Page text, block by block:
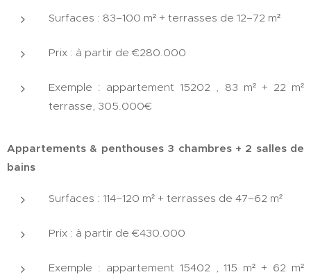
Surfaces : 83–100 m² + terrasses de 12–72 m²
Prix : à partir de €280.000
Exemple : appartement 15202 , 83 m² + 22 m²
terrasse, 305.000€
Appartements & penthouses 3 chambres + 2 salles de
bains
Surfaces : 114–120 m² + terrasses de 47–62 m²
Prix : à partir de €430.000
Exemple : appartement 15402 , 115 m² + 62 m²